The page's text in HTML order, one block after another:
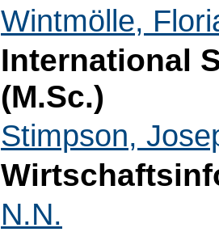
Wintmölle,
International
(M.Sc.)
Stimpson,
N.N.